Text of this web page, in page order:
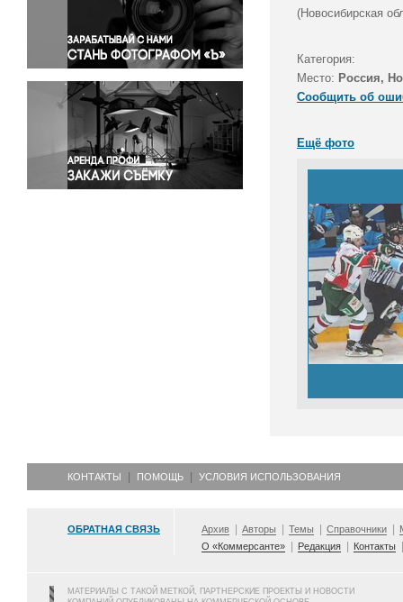
Правосудие
Происшествия и конфликты
Религия
Светская жизнь
Спорт
Экология
Экономика и бизнес
(Новосибирская
Категория:
Место: Россия,
Сообщить об
Ещё фото
КОНТАКТЫ ПОМОЩЬ УСЛОВИЯ ИСПОЛЬЗОВАНИЯ
ОБРАТНАЯ СВЯЗЬ Архив Авторы Темы Справочники
О «Коммерсанте»
Редакция Контакты
МАТЕРИАЛЫ С ТАКОЙ МЕТКОЙ, ПАРТНЕРСКИЕ ПРОЕКТЫ И НОВОСТИ